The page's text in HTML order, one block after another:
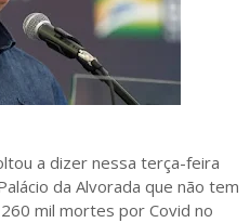
a dizer nessa terça-feira
da Alvorada que não tem
mil mortes por Covid no